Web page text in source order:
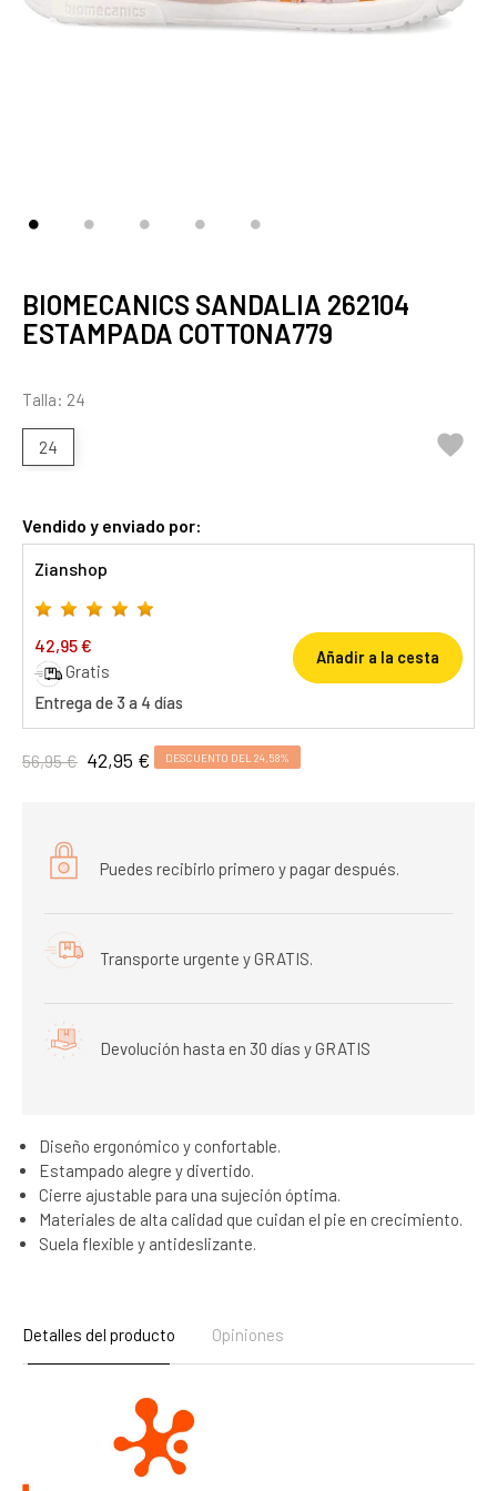
BIOMECANICS SANDALIA 262104
ESTAMPADA COTTONA779
Talla: 24
24 
Vendido y enviado por:
Zianshop
42,95 €
Gratis
Entrega de 3 a 4 días
Añadir a la cesta
56,95 € 42,95 € DESCUENTO DEL 24,58%
Puedes recibirlo primero y pagar después.
Transporte urgente y GRATIS.
Devolución hasta en 30 días y GRATIS
Diseño ergonómico y confortable.
Estampado alegre y divertido.
Cierre ajustable para una sujeción óptima.
Materiales de alta calidad que cuidan el pie en crecimiento.
Suela flexible y antideslizante.
Detalles del producto Opiniones